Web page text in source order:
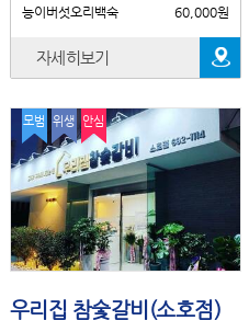
능이버섯오리백숙
60,000원
자세히보기
모범 위생 안심
우리집 참숯갈비(소호점)